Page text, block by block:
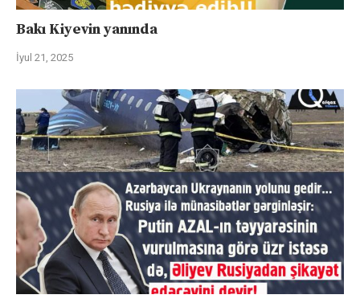
Bakı Kiyevin yanında
İyul 21, 2025